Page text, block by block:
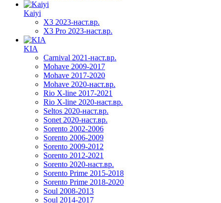
Kaiyi
X3 2023-наст.вр.
X3 Pro 2023-наст.вр.
KIA
Carnival 2021-наст.вр.
Mohave 2009-2017
Mohave 2017-2020
Mohave 2020-наст.вр.
Rio X-line 2017-2021
Rio X-line 2020-наст.вр.
Seltos 2020-наст.вр.
Sonet 2020-наст.вр.
Sorento 2002-2006
Sorento 2006-2009
Sorento 2009-2012
Sorento 2012-2021
Sorento 2020-наст.вр.
Sorento Prime 2015-2018
Sorento Prime 2018-2020
Soul 2008-2013
Soul 2014-2017